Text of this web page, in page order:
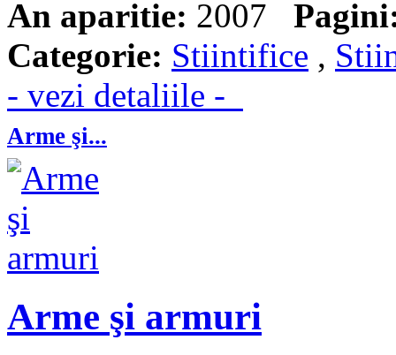
An aparitie: 2007
Categorie: Stiintifice ,
- vezi detaliile -
Arme şi...
Arme şi armuri